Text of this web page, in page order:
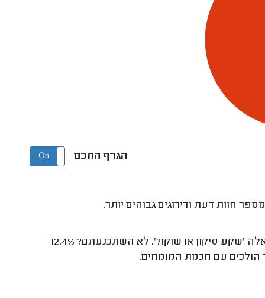
הגרף החכם On Off
חוות דעת ודירוגים גבוהים יותר.
בתשובה לשאלה 'שקע סיקון או שוקו?'. לא השתכנעתם? 12.4%
הולכים עם חכמת המומחים.